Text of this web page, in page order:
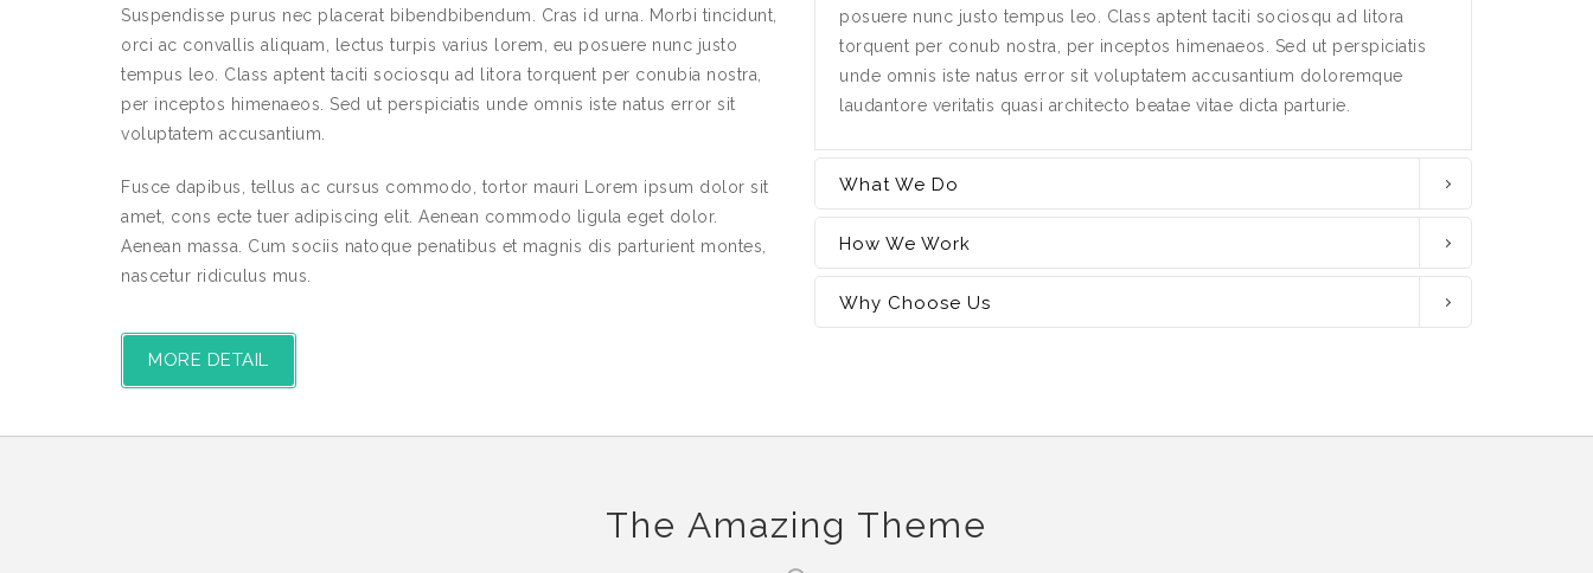
Suspendisse purus nec placerat bibendbibendum. Cras id urna. Morbi tincidunt,
orci ac convallis aliquam, lectus turpis varius lorem, eu posuere nunc justo
tempus leo. Class aptent taciti sociosqu ad litora torquent per conubia nostra,
per inceptos himenaeos. Sed ut perspiciatis unde omnis iste natus error sit
voluptatem accusantium.
Fusce dapibus, tellus ac cursus commodo, tortor mauri Lorem ipsum dolor sit
amet, cons ecte tuer adipiscing elit. Aenean commodo ligula eget dolor.
Aenean massa. Cum sociis natoque penatibus et magnis dis parturient montes,
nascetur ridiculus mus.
MORE DETAIL
posuere nunc justo tempus leo. Class aptent taciti sociosqu ad litora
torquent per conub nostra, per inceptos himenaeos. Sed ut perspiciatis
unde omnis iste natus error sit voluptatem accusantium doloremque
laudantore veritatis quasi architecto beatae vitae dicta parturie.
What We Do
How We Work
Why Choose Us
The Amazing Theme